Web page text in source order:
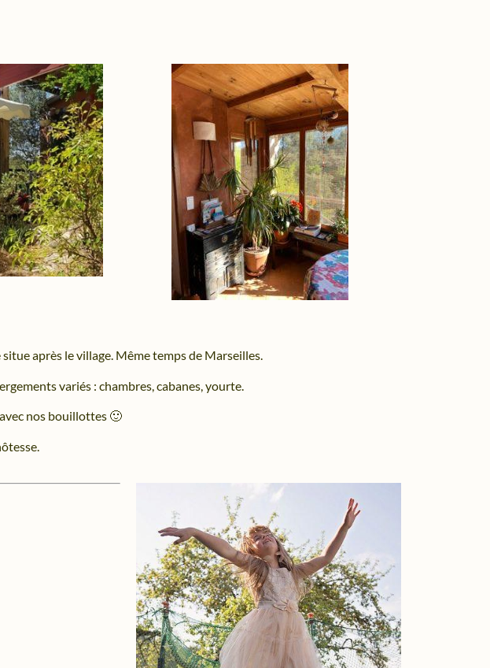
après le village. Même temps de Marseilles.
variés : chambres, cabanes, yourte.
nos bouillottes 🙂